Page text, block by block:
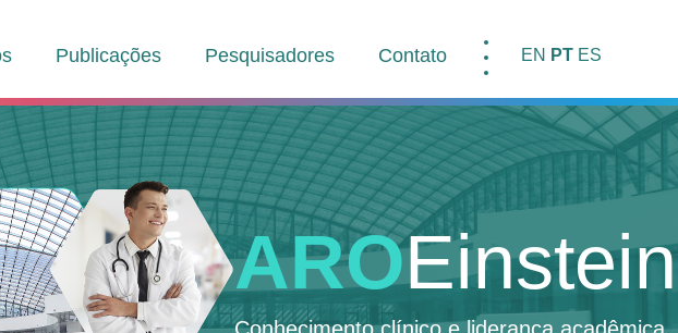
Publicações Pesquisadores Contato EN PT ES
AROEinstein